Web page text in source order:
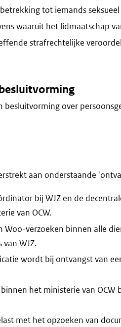
tot iemands
waaruit het lidmaatschap
strafrechtelijke
besluitvorming over
aan onderstaande
bij WJZ en de
van OCW.
Woo-verzoeken binnen alle
van WJZ.
wordt bij ontvangst van
het ministerie van
met het opzoeken van